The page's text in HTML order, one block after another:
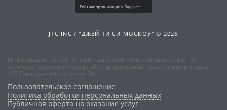
JTC INC / "ДЖЕЙ ТИ СИ МОСКОУ" © 2026
Информация на сайте носит ознакомительный характер и не
является публичной офертой, определяемой положениями статьи
437 Гражданского кодекса РФ
Пользовательское соглашение
Политика обработки персональных данных
Публичная оферта на оказание услуг